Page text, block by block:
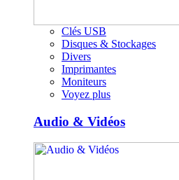
Clés USB
Disques & Stockages
Divers
Imprimantes
Moniteurs
Voyez plus
Audio & Vidéos